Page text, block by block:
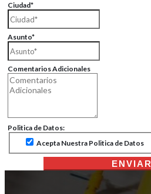
Ciudad*
Asunto*
Comentarios Adicionales
Politica de Datos:
Acepta Nuestra Politica de Datos
ENVIAR